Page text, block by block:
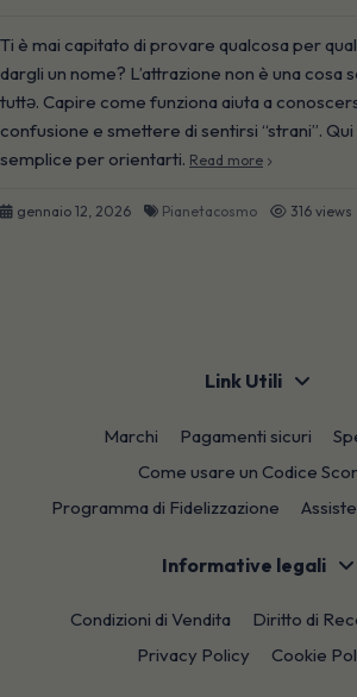
Ti è mai capitato di provare qualcosa per
dargli un nome? L’attrazione non è una cosa
tuttə. Capire come funziona aiuta a
confusione e smettere di sentirsi “strani”.
semplice per orientarti. Read more
gennaio 12, 2026 Pianetacosmo 316 views
Link Utili
Marchi Pagamenti sicuri
Come usare un Codice
Programma di Fidelizzazione
Informative legali
Condizioni di Vendita
Diritto di
Privacy Policy
Cookie